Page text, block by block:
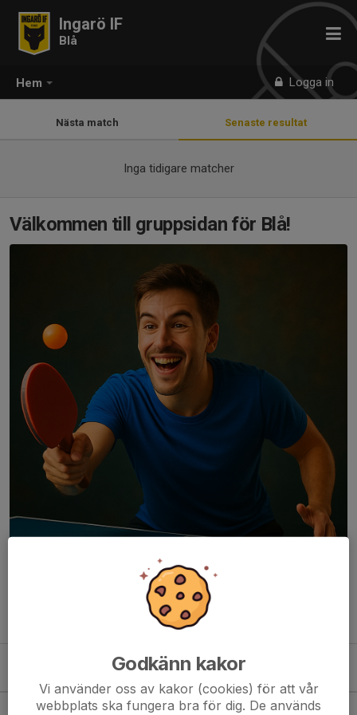
Hem Logga in
Ingarö IF
Blå
Nästa match Senaste resultat
Inga tidigare matcher
Välkommen till gruppsidan för Blå!
Vi tränar onsdagar kl. 17.30-18.30 i Ingarö Sporthall!
Läs mer om bordtennissektionen
Ons 19/8 BT-träning blå grupp
Godkänn kakor
Vi använder oss av kakor (cookies) för att vår
webbplats ska fungera bra för dig. De används